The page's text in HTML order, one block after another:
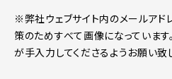
※弊社ウェブサイト内のメールアド
策のためすべて画像になっていま
が手入力してくださるようお願い致